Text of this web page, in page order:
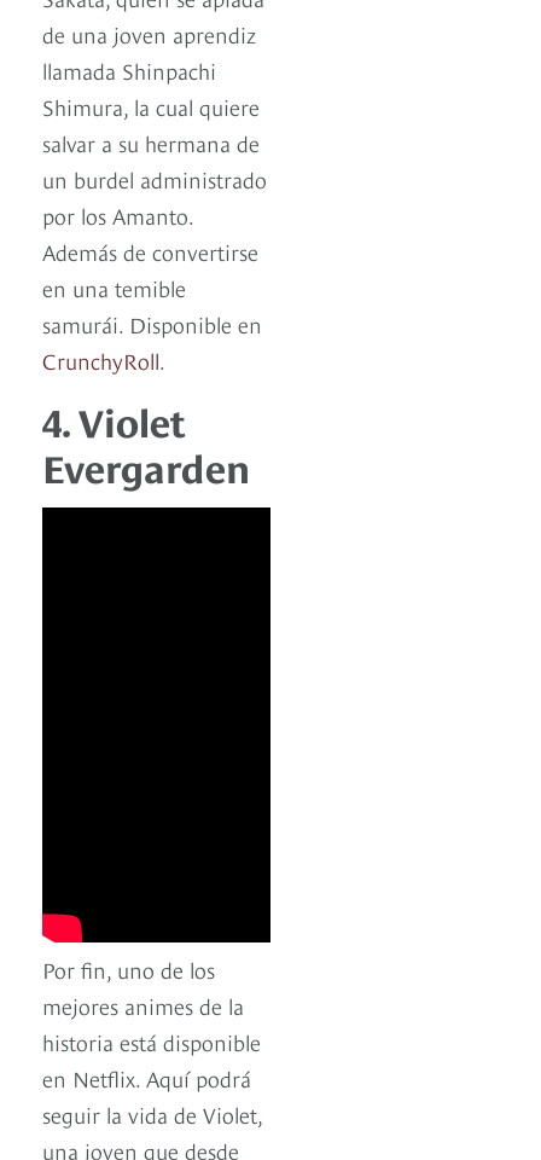
de una joven aprendiz
llamada Shinpachi
Shimura, la cual quiere
salvar a su hermana de
un burdel administrado
por los Amanto.
Además de convertirse
en una temible
samurái. Disponible en
CrunchyRoll.
4. Violet
Evergarden
Por fin, uno de los
mejores animes de la
historia está disponible
en Netflix. Aquí podrá
seguir la vida de Violet,
una joven que desde